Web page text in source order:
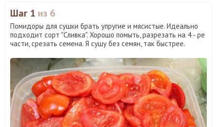
Шаг 1 из 6
Помидоры для сушки брать упругие и мясистые. Идеально
подходит сорт "Сливка". Хорошо помыть, разрезать на 4 - ре
части, срезать семена. Я сушу без семян, так быстрее.